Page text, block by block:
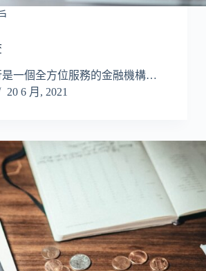
是一個全方位服務的金融機構…
20 6 月, 2021